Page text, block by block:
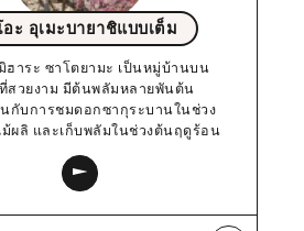
ะ อุเมะบายาชิแบบเต็ม
ฮาระ ซาโตยามะ เป็นหมู่บ้านบน
สวยงาม มีต้นพลัมหลายพันต้น
นกับการชมดอกซากุระบานในช่วง
ผลิ และเก็บพลัมในช่วงต้นฤดูร้อน